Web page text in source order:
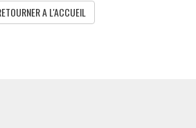
A L'ACCUEIL